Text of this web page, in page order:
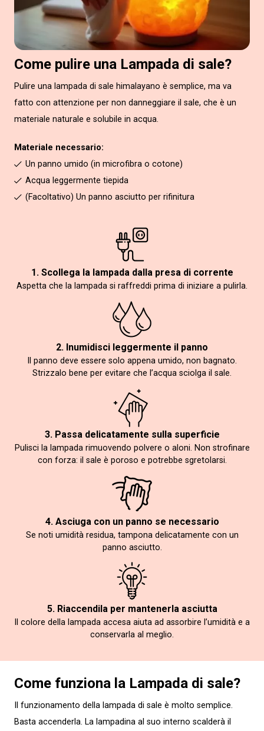
Come pulire una Lampada di sale?
Pulire una lampada di sale himalayano è semplice, ma va
fatto con attenzione per non danneggiare il sale, che è un
materiale naturale e solubile in acqua.
Materiale necessario:
Un panno umido (in microfibra o cotone)
Acqua leggermente tiepida
(Facoltativo) Un panno asciutto per rifinitura
1. Scollega la lampada dalla presa di corrente
Aspetta che la lampada si raffreddi prima di iniziare a pulirla.
2. Inumidisci leggermente il panno
Il panno deve essere solo appena umido, non bagnato.
Strizzalo bene per evitare che l’acqua sciolga il sale.
3. Passa delicatamente sulla superficie
Pulisci la lampada rimuovendo polvere o aloni. Non strofinare
con forza: il sale è poroso e potrebbe sgretolarsi.
4. Asciuga con un panno se necessario
Se noti umidità residua, tampona delicatamente con un
panno asciutto.
5. Riaccendila per mantenerla asciutta
Il colore della lampada accesa aiuta ad assorbire l’umidità e a
conservarla al meglio.
Come funziona la Lampada di sale?
Il funzionamento della lampada di sale è molto semplice.
Basta accenderla. La lampadina al suo interno scalderà il